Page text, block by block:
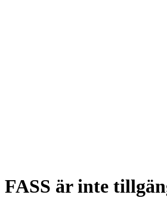
FASS är inte